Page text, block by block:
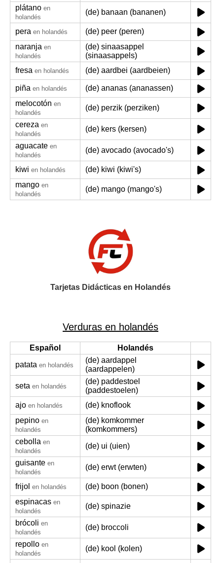
plátano en
holandés
(de) banaan (bananen)
pera en holandés
(de) peer (peren)
naranja en
holandés
(de) sinaasappel
(sinaasappels)
fresa en holandés (de) aardbei (aardbeien)
piña en holandés
(de) ananas (ananassen)
melocotón en
holandés
(de) perzik (perziken)
cereza en
holandés
(de) kers (kersen)
aguacate en
holandés
(de) avocado (avocado's)
kiwi en holandés
(de) kiwi (kiwi's)
mango en
holandés
(de) mango (mango's)
Tarjetas Didácticas en Holandés
Verduras en holandés
Español
Holandés
patata en holandés
(de) aardappel
(aardappelen)
seta en holandés
(de) paddestoel
(paddestoelen)
ajo en holandés
(de) knoflook
pepino en
holandés
(de) komkommer
(komkommers)
cebolla en
holandés
(de) ui (uien)
guisante en
holandés
(de) erwt (erwten)
frijol en holandés
(de) boon (bonen)
espinacas en
holandés
(de) spinazie
brócoli en
holandés
(de) broccoli
repollo en
holandés
(de) kool (kolen)